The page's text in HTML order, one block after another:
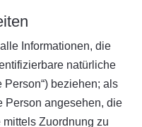
Informationen, die
natürliche
Person“) beziehen; als
Person angesehen, die
Zuordnung zu